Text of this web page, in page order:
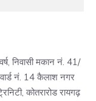
निवासी मकान नं. 41/
नं. 14 कैलाश नगर
कोतरारोड रायगढ़